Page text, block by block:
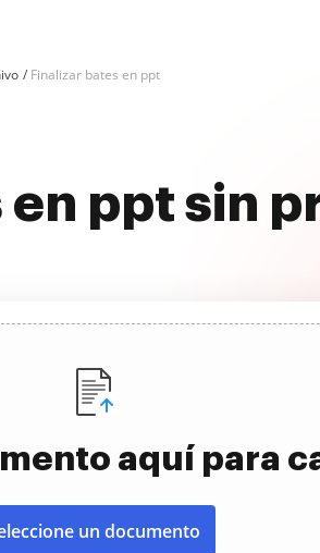
Finalizar bates en ppt
en ppt sin
aquí para
un documento